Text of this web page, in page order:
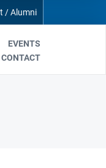
/ Alumni
EVENTS
CONTACT